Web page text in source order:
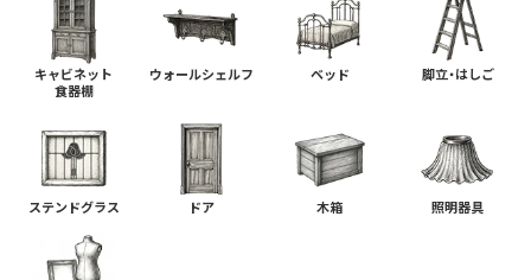
キャビネット
食器棚
ウォールシェルフ ベッド 脚立・はしご
ステンドグラス ドア 木箱 照明器具